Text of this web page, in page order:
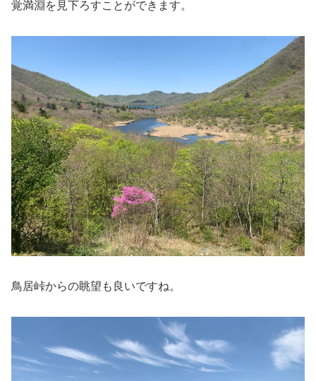
覚満淵を見下ろすことができます。
鳥居峠からの眺望も良いですね。